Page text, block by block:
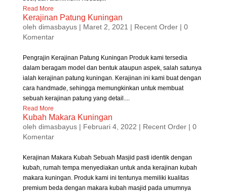
Read More
Kerajinan Patung Kuningan
oleh dimasbayus| Maret 2, 2021 | Recent Order| 0
Komentar
Pengrajin Kerajinan Patung Kuningan Produk kami tersedia
dalam beragam model dan bentuk ataupun aspek, salah satunya
ialah kerajinan patung kuningan. Kerajinan ini kami buat dengan
cara handmade, sehingga memungkinkan untuk membuat
sebuah kerajinan patung yang detail....
Read More
Kubah Makara Kuningan
oleh dimasbayus| Februari 4, 2022 | Recent Order| 0
Komentar
Kerajinan Makara Kubah Sebuah Masjid pasti identik dengan
kubah, rumah tempa menyediakan untuk anda kerajinan kubah
makara kuningan. Produk kami ini tentunya memiliki kualitas
premium beda dengan makara kubah masjid pada umumnya